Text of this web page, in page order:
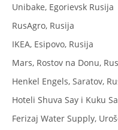
Unibake, Egorievsk Rusija
RusAgro, Rusija
IKEA, Esipovo, Rusija
Mars, Rostov na Donu,
Henkel Engels, Saratov,
Hoteli Shuva Say i Kuku
Ferizaj Water Supply,